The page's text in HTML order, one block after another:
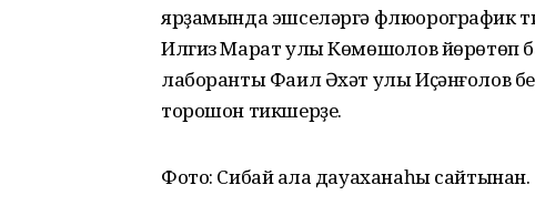
ярҙамында эшселәргә флюорографик
Илгиз Марат улы Көмөшҡолов йөрөтөп
лаборанты Фаил Әхәт улы Иҫәнғолов
торошон тикшерҙе.
Фото: Сибай ҡала дауаханаһы сайтынан.